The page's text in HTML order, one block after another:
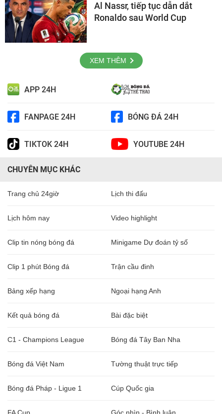
Al Nassr, tiếp tục dẫn dắt
Ronaldo sau World Cup
XEM THÊM
APP 24H
FANPAGE 24H BÓNG ĐÁ 24H
TIKTOK 24H YOUTUBE 24H
CHUYÊN MỤC KHÁC
Trang chủ 24giờ Lịch thi đấu
Lịch hôm nay Video highlight
Clip tin nóng bóng đá Minigame Dự đoán tỷ số
Clip 1 phút Bóng đá Trận cầu đinh
Bảng xếp hạng Ngoại hạng Anh
Kết quả bóng đá Bài đặc biệt
C1 - Champions League Bóng đá Tây Ban Nha
Bóng đá Việt Nam Tường thuật trực tiếp
Bóng đá Pháp - Ligue 1 Cúp Quốc gia